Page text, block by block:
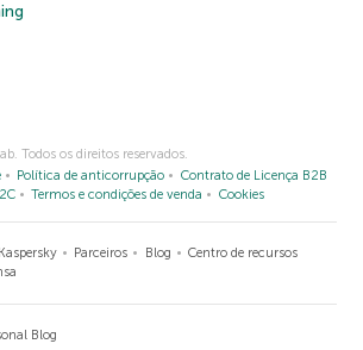
Todos os direitos reservados.
Política de anticorrupção
Contrato de Licença B2B
Termos e condições de venda Cookies
Parceiros Blog
Centro de recursos
Blog